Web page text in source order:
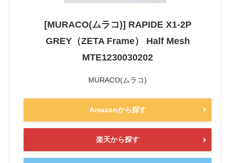
[MURACO(ムラコ)] RAPIDE X1-2P
GREY（ZETA Frame） Half Mesh
MTE1230030202
MURACO(ムラコ)
Amazonから探す
楽天から探す